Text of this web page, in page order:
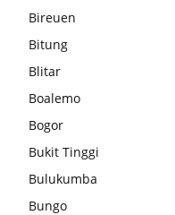
Bireuen
Bitung
Blitar
Boalemo
Bogor
Bukit Tinggi
Bulukumba
Bungo